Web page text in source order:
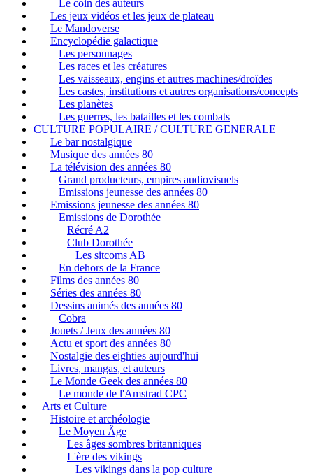
Le coin des auteurs
Les jeux vidéos et les jeux de plateau
Le Mandoverse
Encyclopédie galactique
Les personnages
Les races et les créatures
Les vaisseaux, engins et autres machines/droïdes
Les castes, institutions et autres organisations/concepts
Les planètes
Les guerres, les batailles et les combats
CULTURE POPULAIRE / CULTURE GENERALE
Le bar nostalgique
Musique des années 80
La télévision des années 80
Grand producteurs, empires audiovisuels
Emissions jeunesse des années 80
Emissions jeunesse des années 80
Emissions de Dorothée
Récré A2
Club Dorothée
Les sitcoms AB
En dehors de la France
Films des années 80
Séries des années 80
Dessins animés des années 80
Cobra
Jouets / Jeux des années 80
Actu et sport des années 80
Nostalgie des eighties aujourd'hui
Livres, mangas, et auteurs
Le Monde Geek des années 80
Le monde de l'Amstrad CPC
Arts et Culture
Histoire et archéologie
Le Moyen Âge
Les âges sombres britanniques
L'ère des vikings
Les vikings dans la pop culture